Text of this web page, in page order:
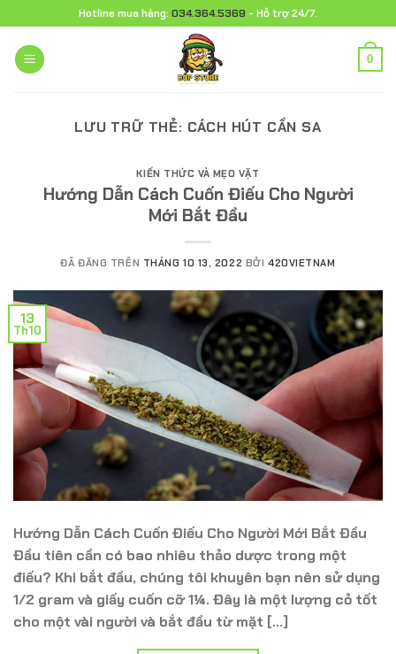
đến
nội
dung
Hotline mua hàng: 034.364.5369 - Hỗ trợ 24/7.
0
LƯU TRỮ THẺ: CÁCH HÚT CẦN SA
KIẾN THỨC VÀ MẸO VẶT
Hướng Dẫn Cách Cuốn Điếu Cho Người
Mới Bắt Đầu
ĐÃ ĐĂNG TRÊN THÁNG 10 13, 2022 BỞI 420VIETNAM
13
Th10
Hướng Dẫn Cách Cuốn Điếu Cho Người Mới Bắt Đầu
Đầu tiên cần có bao nhiêu thảo dược trong một
điếu? Khi bắt đầu, chúng tôi khuyên bạn nên sử dụng
1/2 gram và giấy cuốn cỡ 1¼. Đây là một lượng cỏ tốt
cho một vài người và bắt đầu từ mặt […]